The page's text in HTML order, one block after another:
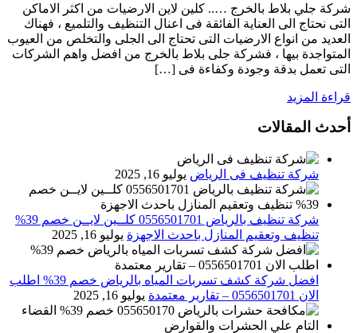
شركة جلي بلاط بالخرج ….. كلين لاين الارضيات من اكثر الاماكن
التى نحتاج الى العناية الفائقة فى اعنال التنظيف والتلميع ، فهناك
العديد من انواع الارضيات التى تحتاج الى الجلى والتخلص من العيوب
المتواجدة بيها ، فشركة جلى بلاط بالخرج من افضل واهم الشركات
التى تعمل بدقة وجودة وكفاءة فى […]
قراءة المزيد
أحدث المقالات
شركة تنظيف فى الرياض يوليو 16, 2025
شركة تنظيف بالرياض 0556501701 كلــين لايــن خصم 39%
تنظيف وتعقيم المنازل باحدث الاجهزة يوليو 16, 2025
افضل شركة كشف تسربات المياه بالرياض خصم 39% اطلب
الان 0556501701‬‏ – تقارير معتمدة
يوليو 16, 2025